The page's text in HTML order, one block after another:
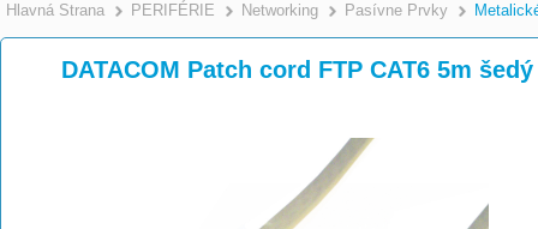
Hlavná Strana >
PERIFÉRIE >
Networking >
Pasívne Prvky
DATACOM Patch cord FTP CAT6 5m